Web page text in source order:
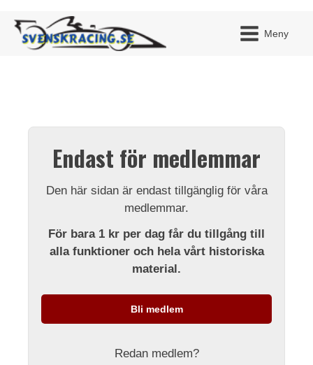
Meny
Endast för medlemmar
Den här sidan är endast tillgänglig för våra
medlemmar.
För bara 1 kr per dag får du tillgång till
alla funktioner och hela vårt historiska
material.
Bli medlem
Redan medlem?